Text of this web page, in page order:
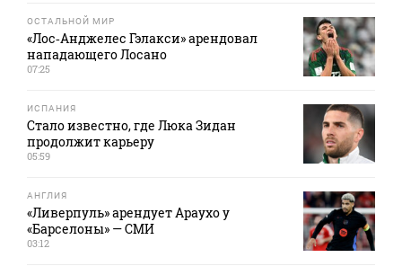
ОСТАЛЬНОЙ МИР
«Лос‑Анджелес Гэлакси» арендовал
нападающего Лосано
07:25
ИСПАНИЯ
Стало известно, где Люка Зидан
продолжит карьеру
05:59
АНГЛИЯ
«Ливерпуль» арендует Араухо у
«Барселоны» — СМИ
03:12